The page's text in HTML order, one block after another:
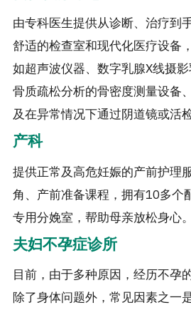
由专科医生提供从诊断、治疗到
舒适的检查室和现代化医疗设备
如超声波仪器、数字乳腺X线摄
骨质疏松分析的骨密度测量设备
及在异常情况下通过阴道镜或活
产科
提供正常及高危妊娠的产前护理
角、产前准备课程，拥有10多个
专用分娩室，帮助母亲放松身心。
夫妇不孕症诊所
目前，由于多种原因，经历不孕
除了身体问题外，常见因素之一